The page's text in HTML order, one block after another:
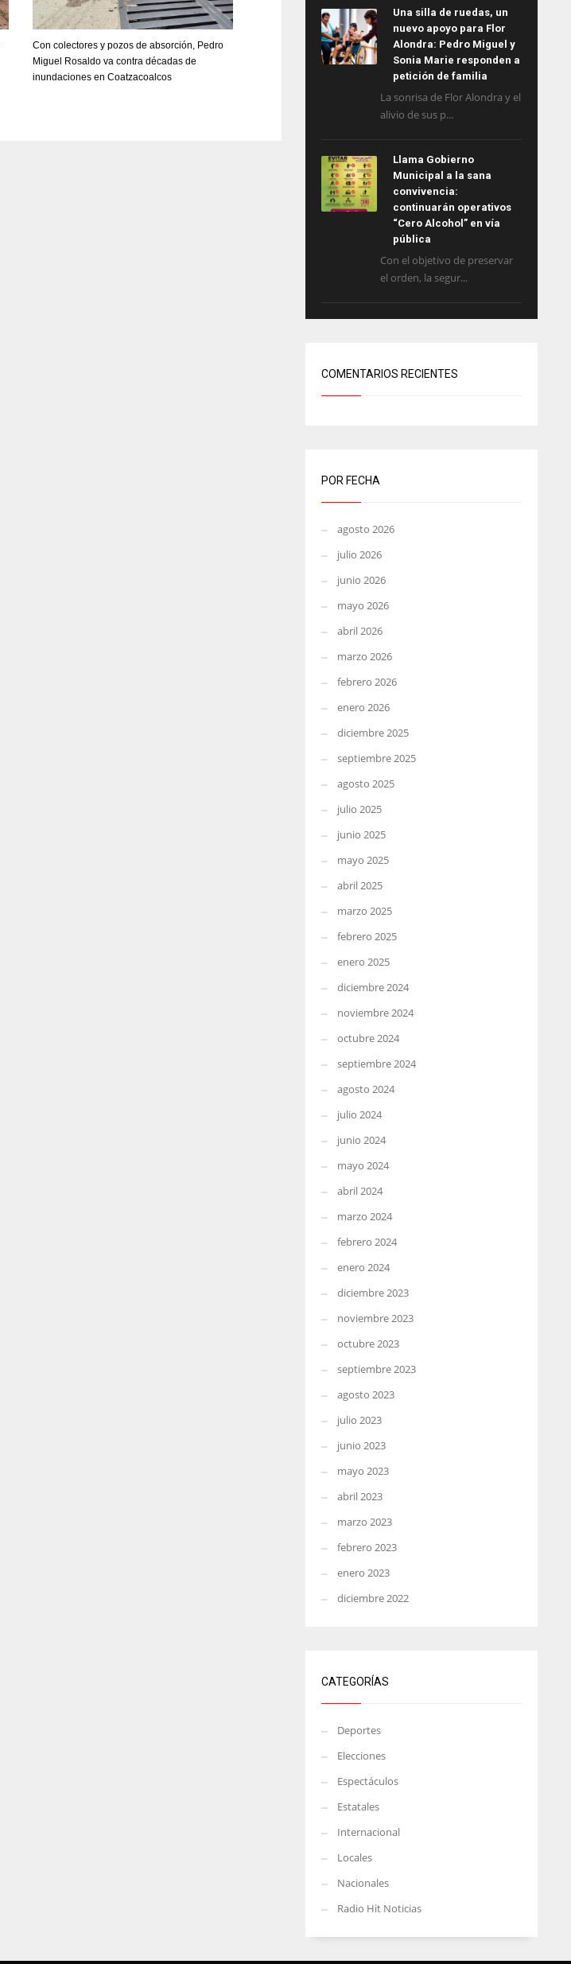
Con colectores y pozos de absorción, Pedro
Miguel Rosaldo va contra décadas de
inundaciones en Coatzacoalcos
Una silla de ruedas, un
nuevo apoyo para Flor
Alondra: Pedro Miguel y
Sonia Marie responden a
petición de familia
La sonrisa de Flor Alondra y el
alivio de sus p...
Llama Gobierno
Municipal a la sana
convivencia:
continuarán operativos
“Cero Alcohol” en vía
pública
Con el objetivo de preservar
el orden, la segur...
COMENTARIOS RECIENTES
POR FECHA
agosto 2026
julio 2026
junio 2026
mayo 2026
abril 2026
marzo 2026
febrero 2026
enero 2026
diciembre 2025
septiembre 2025
agosto 2025
julio 2025
junio 2025
mayo 2025
abril 2025
marzo 2025
febrero 2025
enero 2025
diciembre 2024
noviembre 2024
octubre 2024
septiembre 2024
agosto 2024
julio 2024
junio 2024
mayo 2024
abril 2024
marzo 2024
febrero 2024
enero 2024
diciembre 2023
noviembre 2023
octubre 2023
septiembre 2023
agosto 2023
julio 2023
junio 2023
mayo 2023
abril 2023
marzo 2023
febrero 2023
enero 2023
diciembre 2022
CATEGORÍAS
Deportes
Elecciones
Espectáculos
Estatales
Internacional
Locales
Nacionales
Radio Hit Noticias